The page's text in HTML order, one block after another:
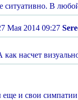
ситуативно. В
Мая 2014 09:27
как насчет
и свои симпатии